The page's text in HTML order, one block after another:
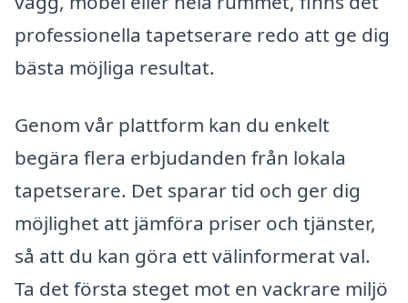
professionella tapetserare redo att ge dig
bästa möjliga resultat.
Genom vår plattform kan du enkelt
begära flera erbjudanden från lokala
tapetserare. Det sparar tid och ger dig
möjlighet att jämföra priser och tjänster,
så att du kan göra ett välinformerat val.
Ta det första steget mot en vackrare miljö